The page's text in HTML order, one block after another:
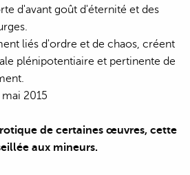
d'avant goût d'éternité et des
liés d'ordre et de chaos, créent
plénipotentiaire et pertinente de
2015
de certaines œuvres, cette
aux mineurs.